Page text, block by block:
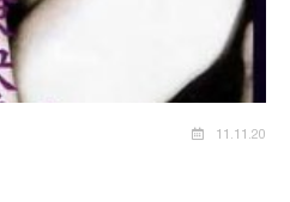
11.11.20